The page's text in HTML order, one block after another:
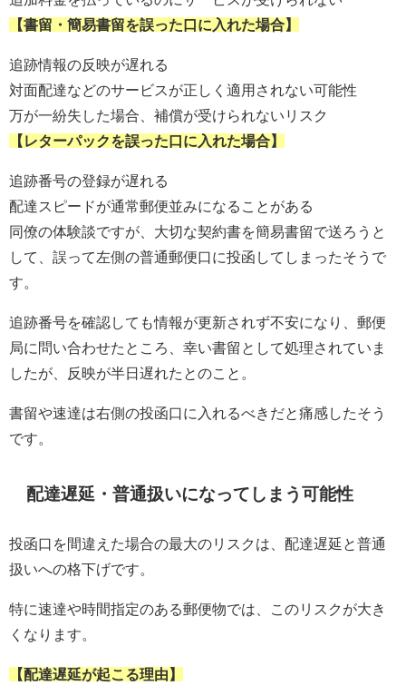
【書留・簡易書留を誤った口に入れた場合】
追跡情報の反映が遅れる
対面配達などのサービスが正しく適用されない可能性
万が一紛失した場合、補償が受けられないリスク
【レターパックを誤った口に入れた場合】
追跡番号の登録が遅れる
配達スピードが通常郵便並みになることがある
同僚の体験談ですが、大切な契約書を簡易書留で送ろうと
して、誤って左側の普通郵便口に投函してしまったそうで
す。
追跡番号を確認しても情報が更新されず不安になり、郵便
局に問い合わせたところ、幸い書留として処理されていま
したが、反映が半日遅れたとのこと。
書留や速達は右側の投函口に入れるべきだと痛感したそう
です。
配達遅延・普通扱いになってしまう可能性
投函口を間違えた場合の最大のリスクは、配達遅延と普通
扱いへの格下げです。
特に速達や時間指定のある郵便物では、このリスクが大き
くなります。
【配達遅延が起こる理由】